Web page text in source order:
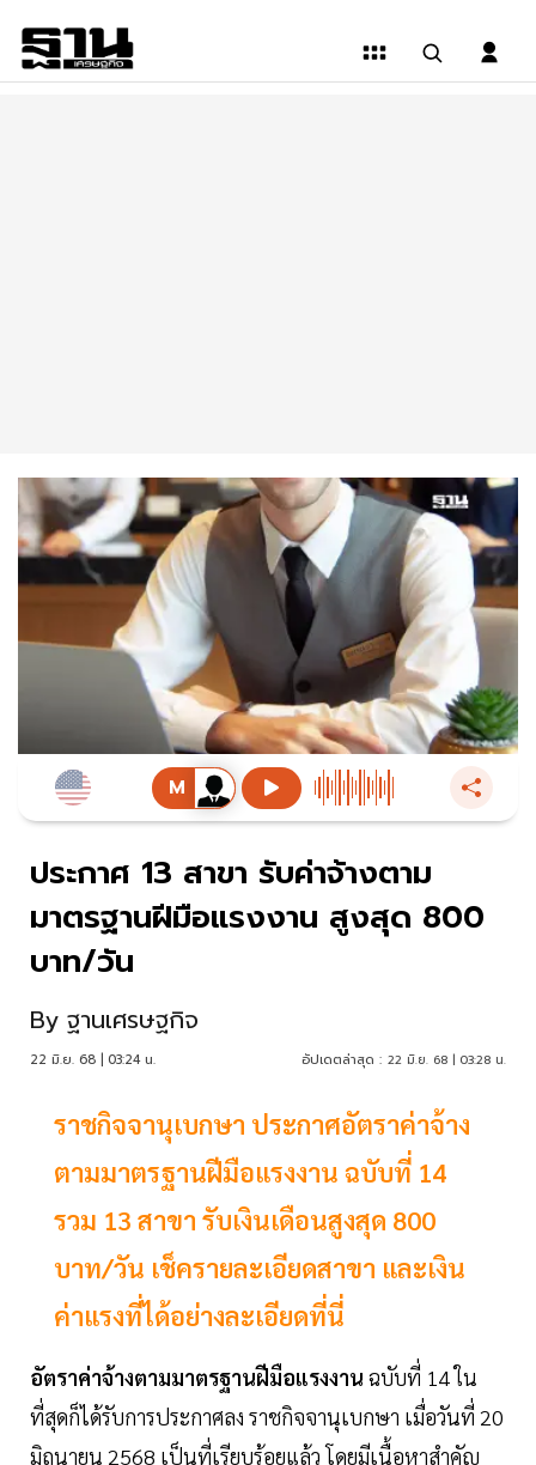
ประกาศ 13 สาขา รับค่าจ้างตาม
มาตรฐานฝีมือแรงงาน สูงสุด 800
บาท/วัน
By ฐานเศรษฐกิจ
22 มิ.ย. 68 | 03:24 น. อัปเดตล่าสุด : 22 มิ.ย. 68 | 03:28 น.
ราชกิจจานุเบกษา ประกาศอัตราค่าจ้าง
ตามมาตรฐานฝีมือแรงงาน ฉบับที่ 14
รวม 13 สาขา รับเงินเดือนสูงสุด 800
บาท/วัน เช็ครายละเอียดสาขา และเงิน
ค่าแรงที่ได้อย่างละเอียดที่นี่
อัตราค่าจ้างตามมาตรฐานฝีมือแรงงาน ฉบับที่ 14 ใน
ที่สุดก็ได้รับการประกาศลง ราชกิจจานุเบกษา เมื่อวันที่ 20
มิถุนายน 2568 เป็นที่เรียบร้อยแล้ว โดยมีเนื้อหาสำคัญ